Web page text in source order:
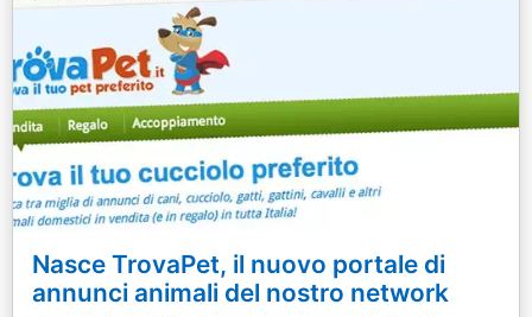
Nasce TrovaPet, il nuovo portale di
annunci animali del nostro network